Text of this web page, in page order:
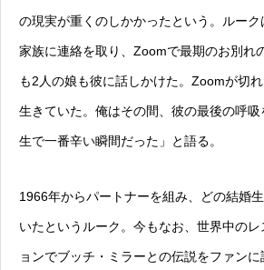
の現実が重くのしかかったという。ルー
家族に連絡を取り、Zoomで最期のお別れ
も2人の娘も彼に話しかけた。Zoomが切
生きていた。俺はその間、彼の最後の呼吸
生で一番辛い瞬間だった」と語る。
1966年からパートナーを組み、どの結婚
いたというルーク。今もなお、世界中の
ョンでブッチ・ミラーとの伝説をファン